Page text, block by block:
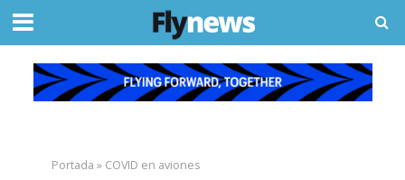
Portada » COVID en aviones